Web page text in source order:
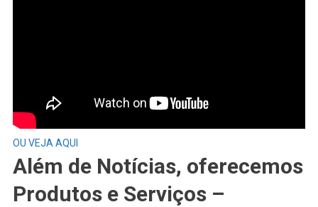
OU VEJA AQUI
Além de Notícias, oferecemos
Produtos e Serviços –